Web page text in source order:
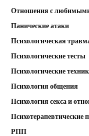
Отношения с
Панические атаки
Психологическая
Психологические тесты
Психологические
Психология общения
Психология секса и
Психотерапевтические
РПП